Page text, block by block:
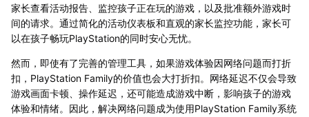
家长查看活动报告、监控孩子正在玩的游戏，以及批准额外游戏时
间的请求。通过简化的活动仪表板和直观的家长监控功能，家长可
以在孩子畅玩PlayStation的同时安心无忧。
然而，即使有了完善的管理工具，如果游戏体验因网络问题而打折
扣，PlayStation Family的价值也会大打折扣。网络延迟不仅会导致
游戏画面卡顿、操作延迟，还可能造成游戏中断，影响孩子的游戏
体验和情绪。因此，解决网络问题成为使用PlayStation Family系统